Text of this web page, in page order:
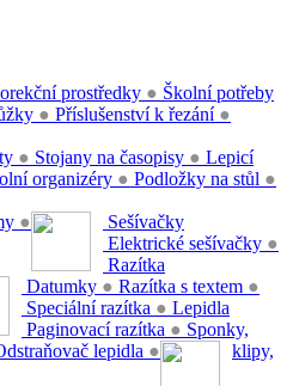
prostředky ● Školní potřeby
● Příslušenství k řezání ●
● Stojany na časopisy ●
organizéry ● Podložky na stůl ●
Lepicí
●
Sešívačky
Elektrické sešívačky ●
Razítka
Datumky ● Razítka s textem ●
Speciální razítka ●
Paginovací razítka ●
Lepidla
lepidla ●
Sponky,
klipy,